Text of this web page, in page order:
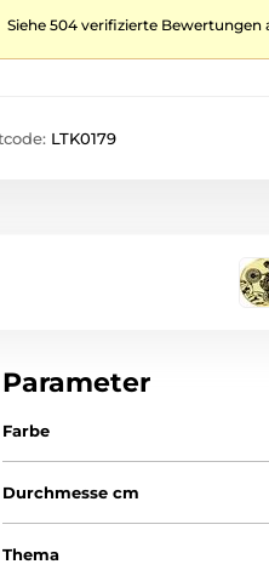
Siehe 504 verifizierte Bewertungen
LTK0179
Parameter
Farbe
Durchmesse cm
Thema